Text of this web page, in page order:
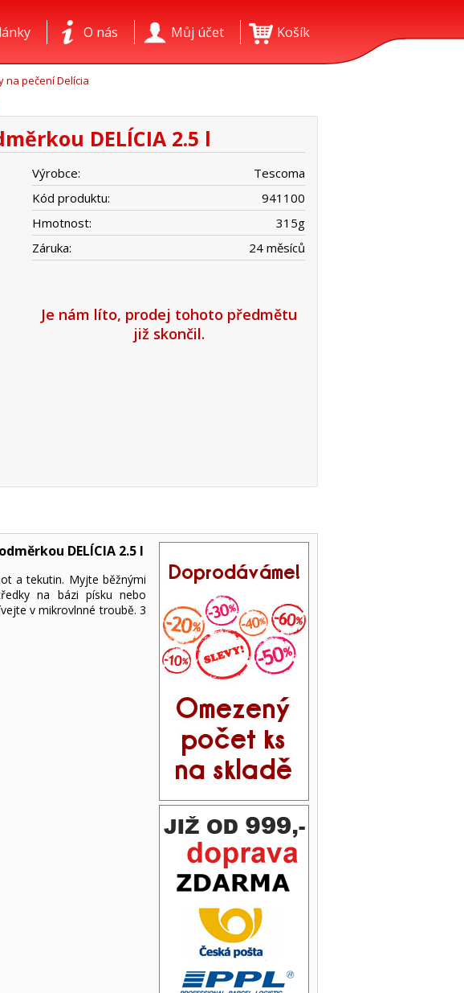
Košík
Můj účet
O nás
na pečení Delícia
DELÍCIA 2.5 l
Výrobce:
Tescoma
Kód produktu:
941100
Hmotnost:
315g
Záruka:
24 měsíců
Je nám líto, prodej tohoto předmětu
již skončil.
DELÍCIA 2.5 l
a tekutin. Myjte běžnými
na bázi písku nebo
v mikrovlnné troubě. 3